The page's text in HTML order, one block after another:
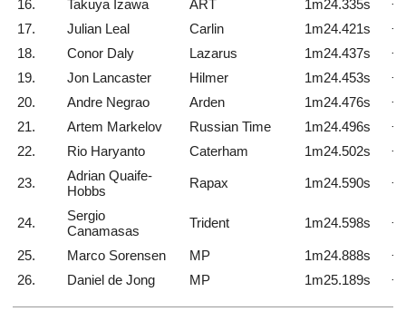
16.
Takuya Izawa ART 1m24.335s
17.
Julian Leal Carlin 1m24.421s
18.
Conor Daly Lazarus 1m24.437s
19.
Jon Lancaster Hilmer 1m24.453s
20.
Andre Negrao Arden 1m24.476s
21.
Artem Markelov Russian Time 1m24.496s
22.
Rio Haryanto Caterham 1m24.502s
23.
Adrian Quaife-
Hobbs
Rapax 1m24.590s
24.
Sergio
Canamasas
Trident 1m24.598s
25. Marco Sorensen MP 1m24.888s
26.
Daniel de Jong MP 1m25.189s